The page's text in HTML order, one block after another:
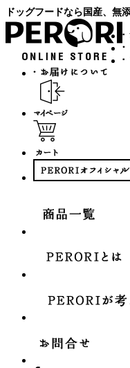
ドッグフードなら国産、無